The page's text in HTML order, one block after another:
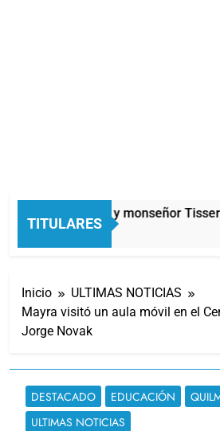
TITULARES
Carlos Balor y monseñor
16 Minutos Atrás
Inicio
ULTIMAS NOTICIAS
Mayra visitó un aula móvil en el
Jorge Novak
DESTACADO EDUCACIÓN
ULTIMAS NOTICIAS